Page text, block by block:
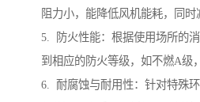
阻力小，能降低风机能耗，同时
5. 防火性能：根据使用场所的
到相应的防火等级，如不燃A级
6. 耐腐蚀与耐用性：针对特殊